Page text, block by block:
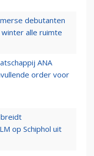
debutanten
winter alle ruimte
ANA
order voor
breidt
op Schiphol uit